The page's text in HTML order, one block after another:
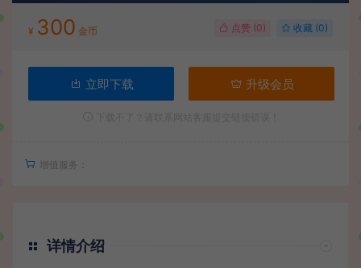
¥ 300 金币 点赞 (0) 收藏 (0)
立即下载 升级会员
增值服务：
详情介绍